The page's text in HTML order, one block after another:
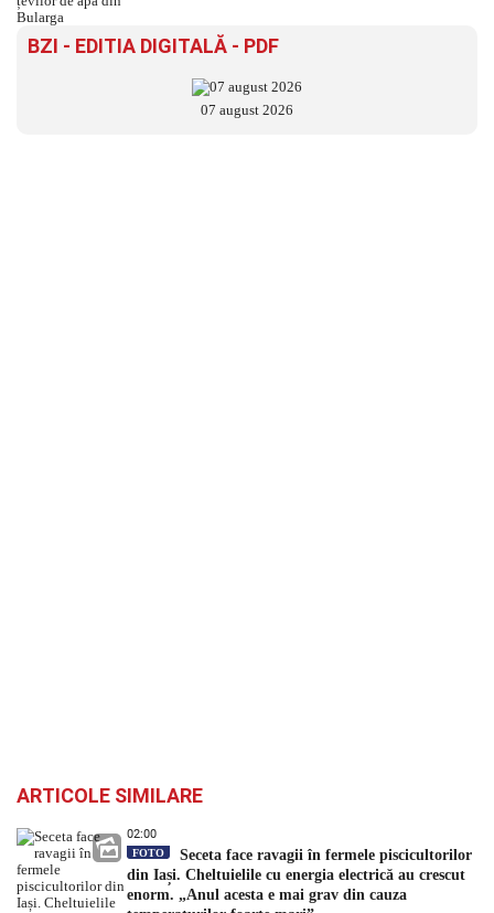
BZI - EDITIA DIGITALĂ - PDF
07 august 2026
ARTICOLE SIMILARE
02:00
FOTO
Seceta face ravagii în fermele piscicultorilor
din Iași. Cheltuielile cu energia electrică au crescut
enorm. „Anul acesta e mai grav din cauza